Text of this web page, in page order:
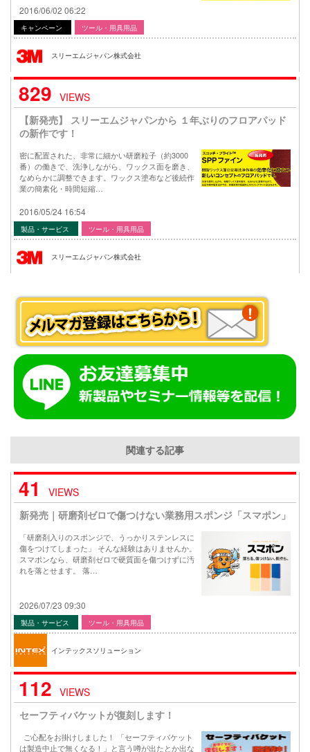
2016/06/02 06:22
キャンペーン ツール・用具用品
スリーエムジャパン株式会社
829 VIEWS
【新発売】 スリーエムジャパンから １年ぶりのフロアパッド
の新作です！
密に配置された、非常に細かい研磨粒子（約3000
番）の働きで、洗浄しながら、ワックス面を磨き、
なめらかに調整できます。ワックス塗布など後続作
業の簡素化・時間短縮…
2016/05/24 16:54
製品・サービス ツール・用具用品
スリーエムジャパン株式会社
関連する記事
41
VIEWS
新発売｜研磨剤ゼロで傷つけない業務用スポンジ「スマポン」
「研磨剤入りのスポンジで、うっかりステンレスに
傷をつけてしまった」 そんな経験はありませんか。
スマポンなら、研磨剤ゼロで硬質面を傷つけずに汚
れを落とせます。 落…
2026/07/23 09:30
製品・サービス ツール・用具用品
インテックスソリューション
112 VIEWS
セーフティバケットが復刻します！
ご心配をお掛けしました！ 「セーフティバケット
は製造中止で無くなる！」と言う噂が出たとか出な